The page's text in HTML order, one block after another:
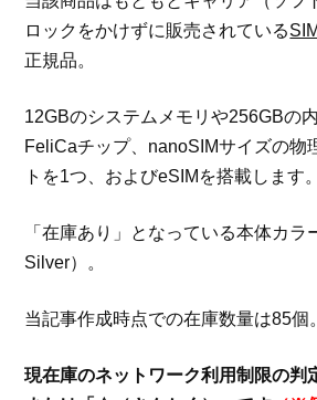
ロックをかけずに販売されている
正規品。
12GBのシステムメモリや256GBの
FeliCaチップ、nanoSIMサイズの物
トを1つ、およびeSIMを搭載します。
「在庫あり」となっている本体カラ
Silver）。
当記事作成時点での在庫数量は85個。
現在庫のネットワーク利用制限の判